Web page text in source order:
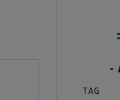
-
TAG